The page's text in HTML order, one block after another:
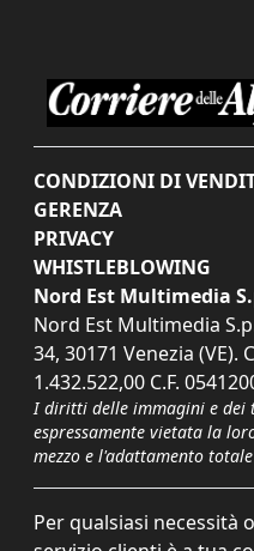
CONDIZIONI DI
GERENZA
PRIVACY
WHISTLEBLOWING
Nord Est Multimedia
Nord Est Multimedia
34, 30171 Venezia (VE).
1.432.522,00 C.F.
I diritti delle immagini e dei
espressamente vietata la
mezzo e l'adattamento
Per qualsiasi necessità